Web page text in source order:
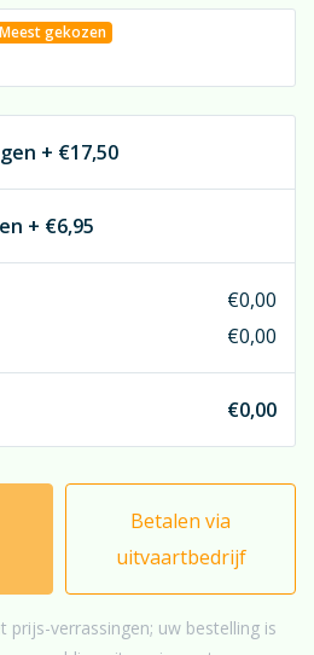
het stuk. Maar natuurlijk kan
even bij
linten voor ons rouwboeket.
Meest gekozen
+ €17,50
+ €6,95
€0,00
€0,00
€0,00
Betalen via
uitvaartbedrijf
verrassingen; uw bestelling is